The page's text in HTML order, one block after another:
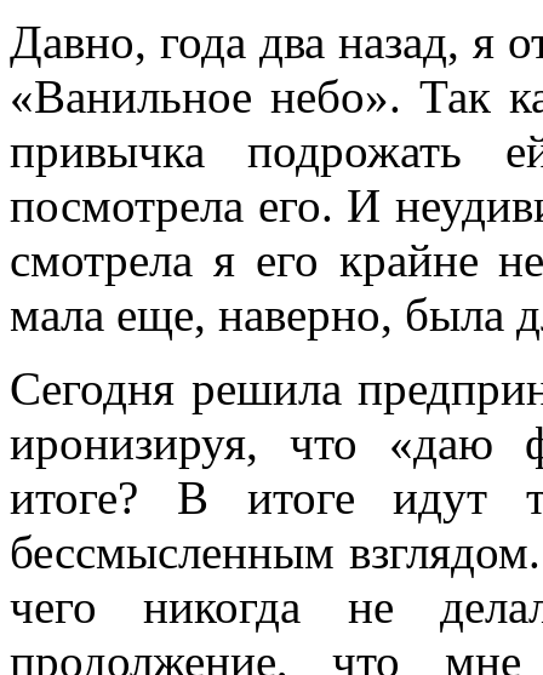
Давно, года два назад, я
«Ванильное небо». Так
привычка подрожать
посмотрела его. И
смотрела я его крайне
мала еще, наверно, была
Сегодня решила
иронизируя, что «даю
итоге? В итоге
бессмысленным
чего никогда не
продолжение, что